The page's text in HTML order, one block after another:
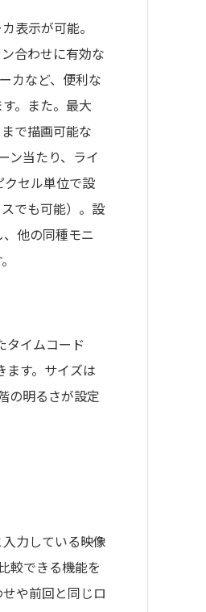
表示が可能。
合わせに有効な
カなど、便利な
。また。最大
で描画可能な
ン当たり、ライ
クセル単位で設
でも可能）。設
他の同種モニ
イムコード
ます。サイズは
の明るさが設定
力している映像
較できる機能を
や前回と同じロ